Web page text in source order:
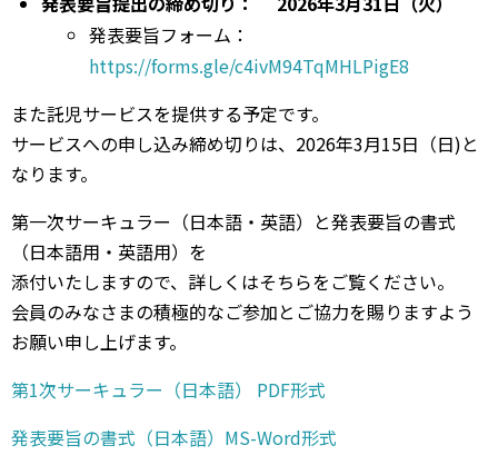
発表要旨フォーム：
https://forms.gle/c4ivM94TqMHLPigE8
また託児サービスを提供する予定です。
サービスへの申し込み締め切りは、2026年3月15日（日)と
なります。
第一次サーキュラー（日本語・英語）と発表要旨の書式
（日本語用・英語用）を
添付いたしますので、詳しくはそちらをご覧ください。
会員のみなさまの積極的なご参加とご協力を賜りますよう
お願い申し上げます。
第1次サーキュラー（日本語） PDF形式
発表要旨の書式（日本語）MS-Word形式